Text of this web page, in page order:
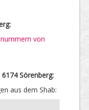
von
Sörenberg:
aus dem Shab: